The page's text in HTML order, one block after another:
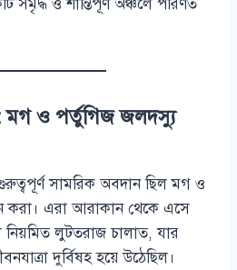
সমৃদ্ধ ও শান্তিপূর্ণ অঞ্চলে পরিণত
মগ ও পর্তুগিজ জলদস্যু
সামরিক অবদান ছিল মগ ও
করা। এরা আরাকান থেকে এসে
লুটতরাজ চালাত, যার
দুর্বিষহ হয়ে উঠেছিল।